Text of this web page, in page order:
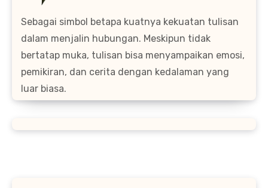
Sebagai simbol betapa kuatnya kekuatan tulisan
dalam menjalin hubungan. Meskipun tidak
bertatap muka, tulisan bisa menyampaikan emosi,
pemikiran, dan cerita dengan kedalaman yang
luar biasa.